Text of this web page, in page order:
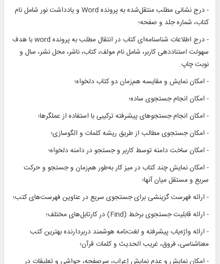
- درج نشانی مطلب منتقل‌شده به پرونده Word و یادداشت نور شامل نام
کتاب، شماره جلد و صفحه؛
- درج اطلاعات شناسنامه‌ای کتاب در انتقال مطلب به پرونده word با هدف
سهولت استناددهی کاربر، شامل نام مولف، کتاب، ناشر، محل نشر، سال و
نوبت چاپ.
- امکان نمایش و مقایسه هم‌زمان دو کتاب دلخواه؛
- امکان انجام جستجوی ساده؛
- امکان انجام جستجوهای پیشرفته ترکیبی با استفاده از عملگرها؛
- امکان جستجوی مطالب از طریق ریشه کلمات و الگوسازی؛
- امکان ساخت دامنه توسط کاربر و جستجو در دامنه دلخواه؛
- امکان نمایش چند کتاب در میز کار به‌طور هم‌زمان و جستجو و حرکت
سریع و مستقل میان آنها؛
- ارائه فهرست گزینشی برای جستجوی سریع در عناوین فهرست‌های کتب؛
- ارائه قابلیت جستجوی برخط (Find) در کارتابل‌های مختلف؛
- ارائه واژه‌یاب پیشرفته و لغت‌نامه هوشمند دربردارنده بهترین کتب
معناشناسی، فروق، غریب الحدیث و کلمات قرآن؛